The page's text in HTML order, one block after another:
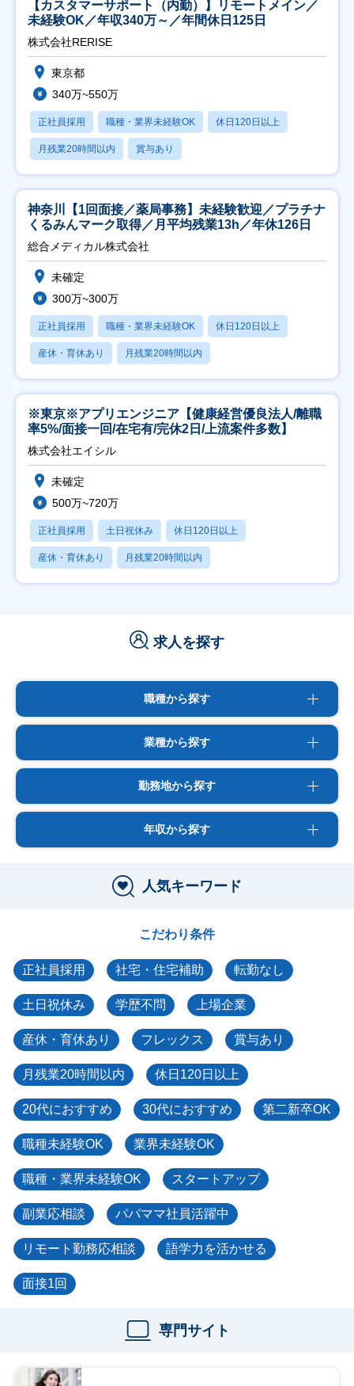
【カスタマーサポート（内勤）】リモートメイン／
未経験OK／年収340万～／年間休日125日
株式会社RERISE
東京都
340万~550万
正社員採用 職種・業界未経験OK 休日120日以上
月残業20時間以内 賞与あり
神奈川【1回面接／薬局事務】未経験歓迎／プラチナ
くるみんマーク取得／月平均残業13h／年休126日
総合メディカル株式会社
未確定
300万~300万
正社員採用 職種・業界未経験OK 休日120日以上
産休・育休あり 月残業20時間以内
※東京※アプリエンジニア【健康経営優良法人/離職
率5%/面接一回/在宅有/完休2日/上流案件多数】
株式会社エイシル
未確定
500万~720万
正社員採用 土日祝休み 休日120日以上
産休・育休あり 月残業20時間以内
求人を探す
職種から探す
業種から探す
勤務地から探す
年収から探す
人気キーワード
こだわり条件
正社員採用 社宅・住宅補助 転勤なし
土日祝休み 学歴不問 上場企業
産休・育休あり フレックス 賞与あり
月残業20時間以内 休日120日以上
20代におすすめ 30代におすすめ 第二新卒OK
職種未経験OK 業界未経験OK
職種・業界未経験OK スタートアップ
副業応相談 パパママ社員活躍中
リモート勤務応相談 語学力を活かせる
面接1回
専門サイト